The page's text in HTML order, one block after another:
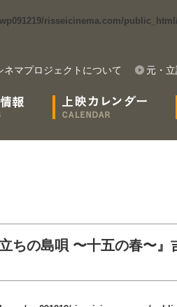
risseicinema.com/
ネマプロジェクトについて 元・
ちの島唄 〜十五の春〜